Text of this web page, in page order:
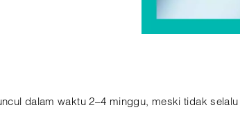
dalam waktu 2–4 minggu, meski tidak